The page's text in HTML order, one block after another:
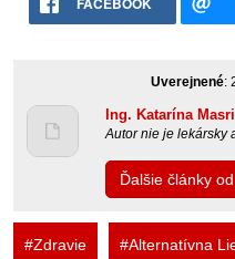
Uverejnené:
Ing. Katarína Masri
Autor nie je lekársky
Ďalšie články
#Zdravie #Alternatívna